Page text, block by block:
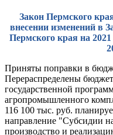
Закон Пермского
внесении изменений в
Пермского края на
Приняты поправки в
Перераспределены
государственной
агропромышленного
116 100 тыс. руб.
направление "Субсидии
производство и